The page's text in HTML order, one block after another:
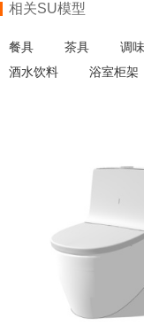
相关SU模型
餐具 茶具 调
酒水饮料
浴室柜架